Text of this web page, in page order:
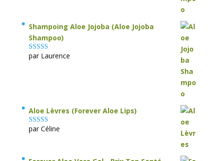
Shampoing Aloe Jojoba (Aloe Jojoba
Shampoo)
Note5sur 5
par Laurence
Aloe Lèvres (Forever Aloe Lips)
Note5sur 5
par Céline